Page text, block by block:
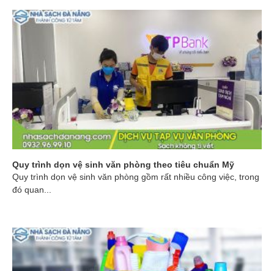
Quy trình dọn vệ sinh văn phòng theo tiêu chuẩn Mỹ
Quy trình dọn vệ sinh văn phòng gồm rất nhiều công việc, trong
đó quan...